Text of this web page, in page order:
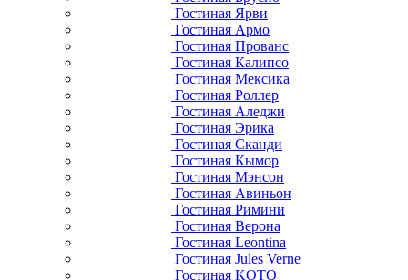
Гостиная Ярви
Гостиная Армо
Гостиная Прованс
Гостиная Калипсо
Гостиная Мексика
Гостиная Роллер
Гостиная Аледжи
Гостиная Эрика
Гостиная Сканди
Гостиная Кымор
Гостиная Мэнсон
Гостиная Авиньон
Гостиная Римини
Гостиная Верона
Гостиная Leontina
Гостиная Jules Verne
Гостиная KOTO